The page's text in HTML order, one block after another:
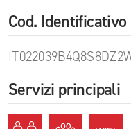
Cod.
Servizi principali